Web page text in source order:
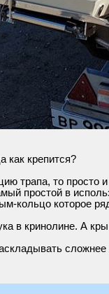
как крепится?
трапа, то
простой в
кольцо которое
в кринолине. А